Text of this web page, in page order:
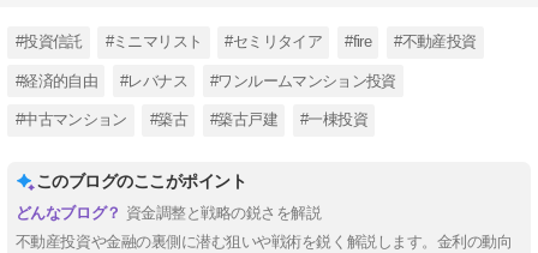
#投資信託 #ミニマリスト #セミリタイア #fire #不動産投資
#経済的自由 #レバナス #ワンルームマンション投資
#中古マンション #築古 #築古戸建 #一棟投資
このブログのここがポイント
資金調整と戦略の鋭さを解説
不動産投資や金融の裏側に潜む狙いや戦術を鋭く解説します。金利の動向